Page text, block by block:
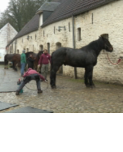
l'article "Le site